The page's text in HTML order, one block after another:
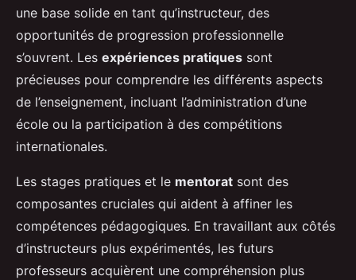
une base solide en tant qu’instructeur, des
opportunités de progression professionnelle
s’ouvrent. Les expériences pratiques sont
précieuses pour comprendre les différents aspects
de l’enseignement, incluant l’administration d’une
école ou la participation à des compétitions
internationales.
Les stages pratiques et le mentorat sont des
composantes cruciales qui aident à affiner les
compétences pédagogiques. En travaillant aux côtés
d’instructeurs plus expérimentés, les futurs
professeurs acquièrent une compréhension plus